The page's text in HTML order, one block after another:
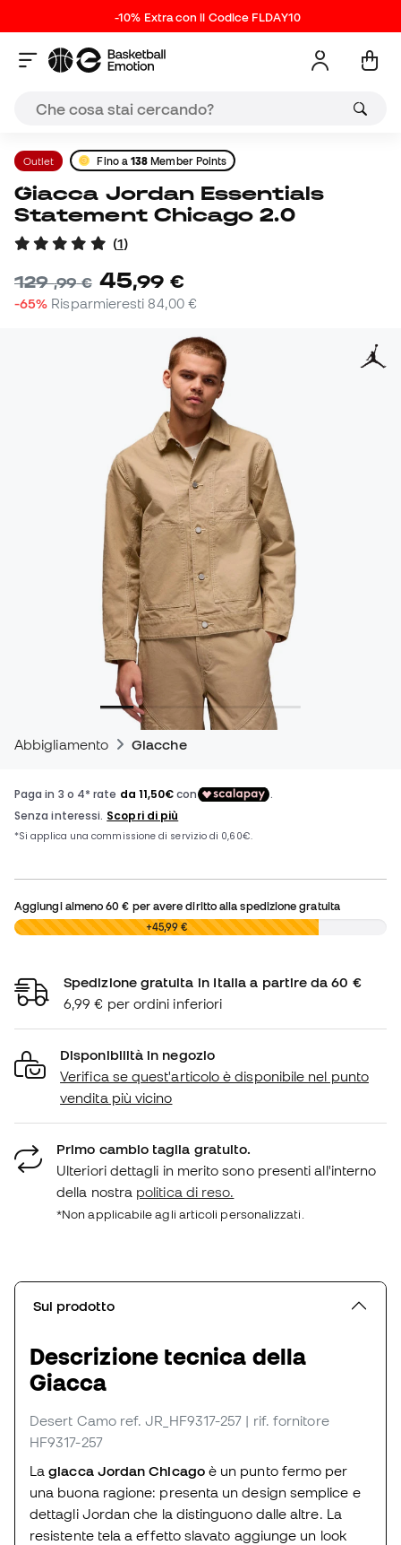
-10% Extra con il Codice FLDAY10
Outlet Fino a138 Member Points
Giacca Jordan Essentials
Statement Chicago 2.0
(1)
129,99 € 45,99 €
-65% Risparmieresti84,00 €
Abbigliamento Giacche
Aggiungi almeno60 € per avere diritto alla spedizione gratuita
0,00 € +45,99 €
Spedizione gratuita in Italia a partire da 60 €
6,99 € per ordini inferiori
Disponibilità in negozio
Verifica se quest'articolo è disponibile nel punto
vendita più vicino
Primo cambio taglia gratuito.
Ulteriori dettagli in merito sono presenti all'interno
della nostra politica di reso.
*Non applicabile agli articoli personalizzati.
Sul prodotto
Descrizione tecnica della
Giacca
Desert Camo ref. JR_HF9317-257 | rif. fornitore
HF9317-257
Lagiacca Jordan Chicagoè un punto fermo per
una buona ragione: presenta un design semplice e
dettagli Jordan che la distinguono dalle altre. La
resistente tela a effetto slavato aggiunge un look